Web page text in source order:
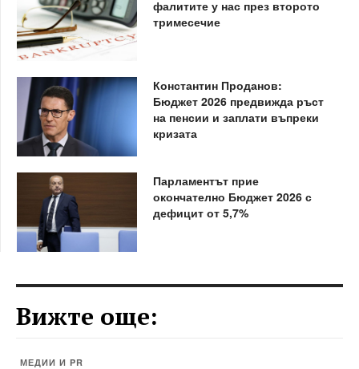
фалитите у нас през второто
тримесечие
Константин Проданов:
Бюджет 2026 предвижда ръст
на пенсии и заплати въпреки
кризата
Парламентът прие
окончателно Бюджет 2026 с
дефицит от 5,7%
Вижте още:
МЕДИИ И PR